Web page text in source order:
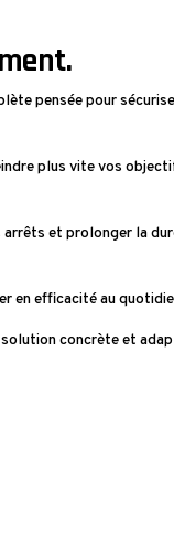
pensée pour
plus vite vos
et prolonger la
en efficacité au
concrète et